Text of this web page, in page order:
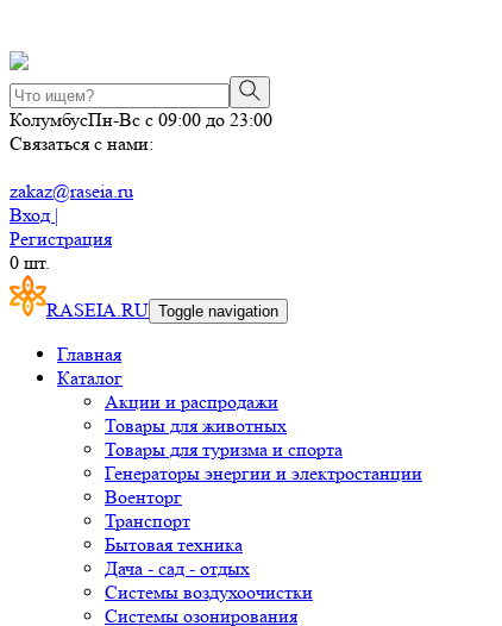
КолумбусПн-Вс с 09:00 до 23:00
Связаться с нами:
zakaz@raseia.ru
Вход |
Регистрация
0 шт.
RASEIA.RU Toggle navigation
Главная
Каталог
Акции и распродажи
Товары для животных
Товары для туризма и спорта
Генераторы энергии и электростанции
Военторг
Транспорт
Бытовая техника
Дача - сад - отдых
Системы воздухоочистки
Системы озонирования